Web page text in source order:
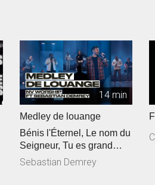
14 min
Medley de louange
Bénis l'Éternel, Le nom du
Seigneur, Tu es grand
Seigneur
Sebastian Demrey